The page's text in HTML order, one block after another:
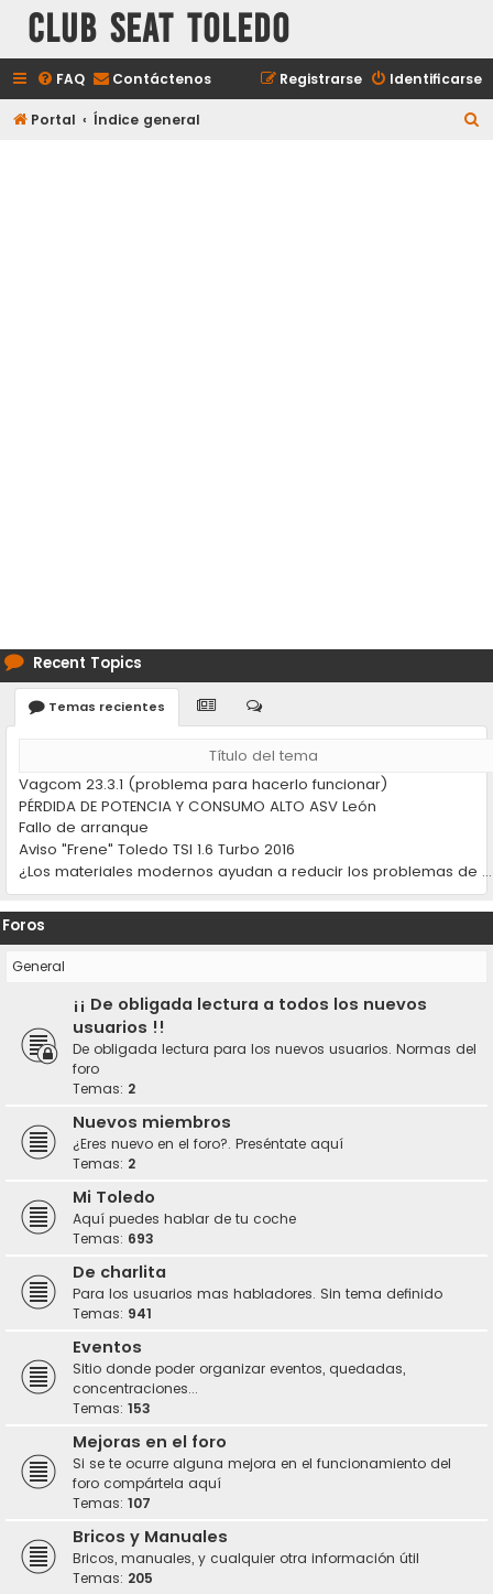
Club Seat Toledo
FAQ Contáctenos Identificarse
Registrarse
Portal Índice general
Recent Topics
Temas recientes
Título del tema
Vagcom 23.3.1 (problema para hacerlo funcionar)
PÉRDIDA DE POTENCIA Y CONSUMO ALTO ASV León
Fallo de arranque
Aviso "Frene" Toledo TSI 1.6 Turbo 2016
¿Los materiales modernos ayudan a reducir los problemas de desgaste en los coches?
Foros
General
¡¡ De obligada lectura a todos los nuevos
usuarios !!
De obligada lectura para los nuevos usuarios. Normas del
foro
Temas: 2
Nuevos miembros
¿Eres nuevo en el foro?. Preséntate aquí
Temas: 2
Mi Toledo
Aquí puedes hablar de tu coche
Temas: 693
De charlita
Para los usuarios mas habladores. Sin tema definido
Temas: 941
Eventos
Sitio donde poder organizar eventos, quedadas,
concentraciones...
Temas: 153
Mejoras en el foro
Si se te ocurre alguna mejora en el funcionamiento del
foro compártela aquí
Temas: 107
Bricos y Manuales
Bricos, manuales, y cualquier otra información útil
Temas: 205